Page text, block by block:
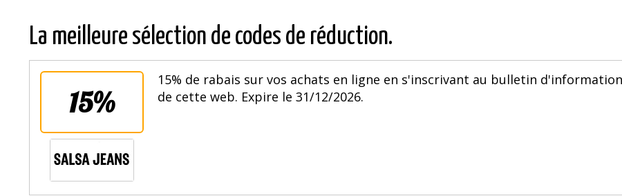
La meilleure sélection de codes de réduction.
15%
15% de rabais sur vos achats en ligne en s'inscrivant au bulletin
de cette web. Expire le 31/12/2026.